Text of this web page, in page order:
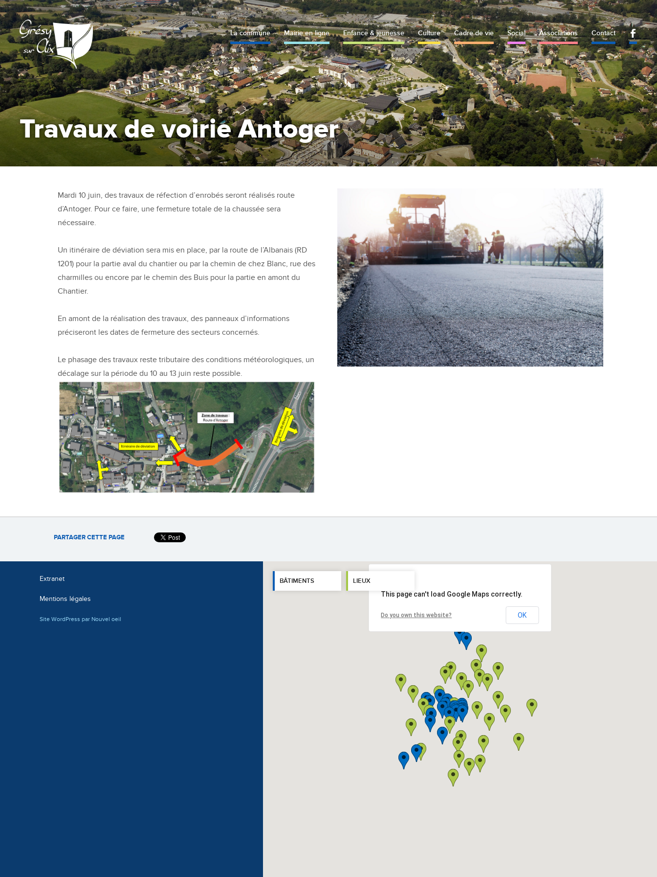
La commune Mairie en ligne Enfance & jeunesse Culture Cadre de vie Social Associations Contact
Travaux de voirie Antoger
Mardi 10 juin, des travaux de réfection d’enrobés seront réalisés route
d’Antoger. Pour ce faire, une fermeture totale de la chaussée sera
nécessaire.
Un itinéraire de déviation sera mis en place, par la route de l’Albanais (RD
1201) pour la partie aval du chantier ou par la chemin de chez Blanc, rue des
charmilles ou encore par le chemin des Buis pour la partie en amont du
Chantier.
En amont de la réalisation des travaux, des panneaux d’informations
préciseront les dates de fermeture des secteurs concernés.
Le phasage des travaux reste tributaire des conditions météorologiques, un
décalage sur la période du 10 au 13 juin reste possible.
PARTAGER CETTE PAGE
Extranet
Mentions légales
Site WordPress par Nouvel oeil
BÂTIMENTS
LIEUX
This page can't load Google Maps correctly.
Do you own this website? OK